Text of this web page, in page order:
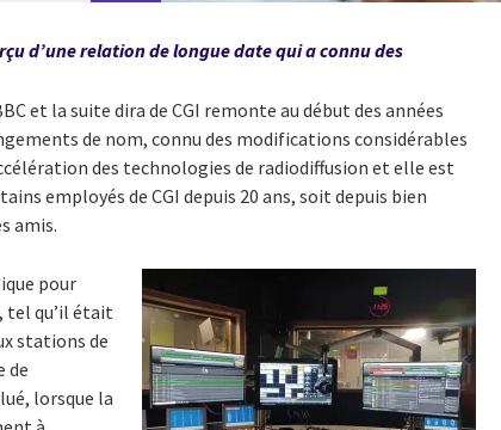
d’une relation de longue date qui a connu des
et la suite dira de CGI remonte au début des années
de nom, connu des modifications considérables
des technologies de radiodiffusion et elle est
employés de CGI depuis 20 ans, soit depuis bien
amis.
pour
tel qu’il était
stations de
de
lorsque la